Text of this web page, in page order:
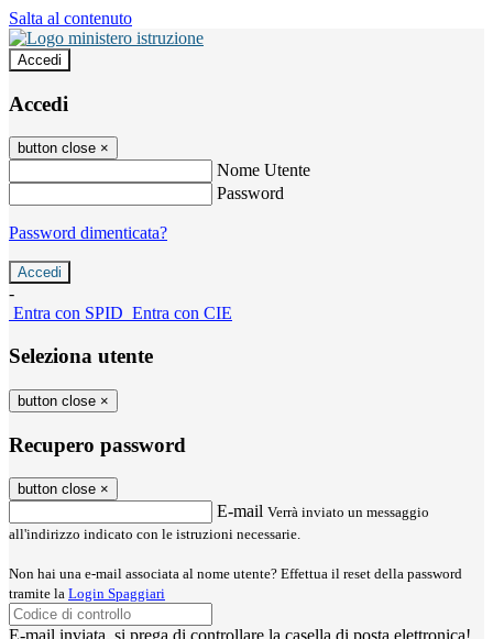
Salta al contenuto
Accedi
Accedi
button close ×
Nome Utente
Password
Password dimenticata?
-
Entra con SPID Entra con CIE
Seleziona utente
button close ×
Recupero password
button close ×
E-mail Verrà inviato un messaggio
all'indirizzo indicato con le istruzioni necessarie.
Non hai una e-mail associata al nome utente? Effettua il reset della password
tramite la Login Spaggiari